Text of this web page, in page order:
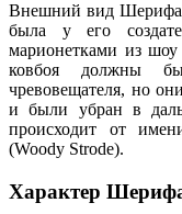
Внешний вид Шерифа
была у его
марионетками из
ковбоя должны
чревовещателя, но
и были убран в
происходит от
(Woody Strode).
Характер